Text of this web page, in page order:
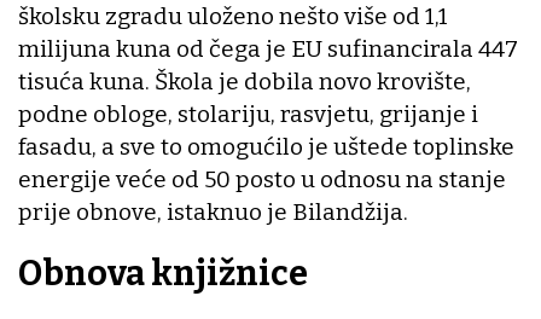
školsku zgradu uloženo nešto više od 1,1
milijuna kuna od čega je EU sufinancirala 447
tisuća kuna. Škola je dobila novo krovište,
podne obloge, stolariju, rasvjetu, grijanje i
fasadu, a sve to omogućilo je uštede toplinske
energije veće od 50 posto u odnosu na stanje
prije obnove, istaknuo je Bilandžija.
Obnova knjižnice